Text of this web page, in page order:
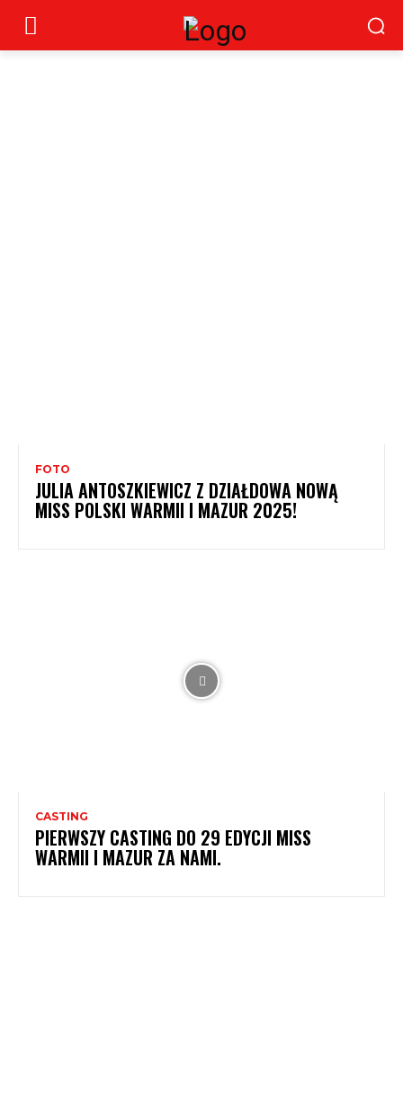
FOTO
JULIA ANTOSZKIEWICZ Z DZIAŁDOWA NOWĄ
MISS POLSKI WARMII I MAZUR 2025!
CASTING
PIERWSZY CASTING DO 29 EDYCJI MISS
WARMII I MAZUR ZA NAMI.